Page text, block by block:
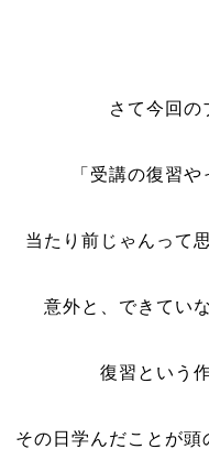
さて今回の
「受講の復習
当たり前じゃんって
意外と、できてい
復習という
その日学んだことが